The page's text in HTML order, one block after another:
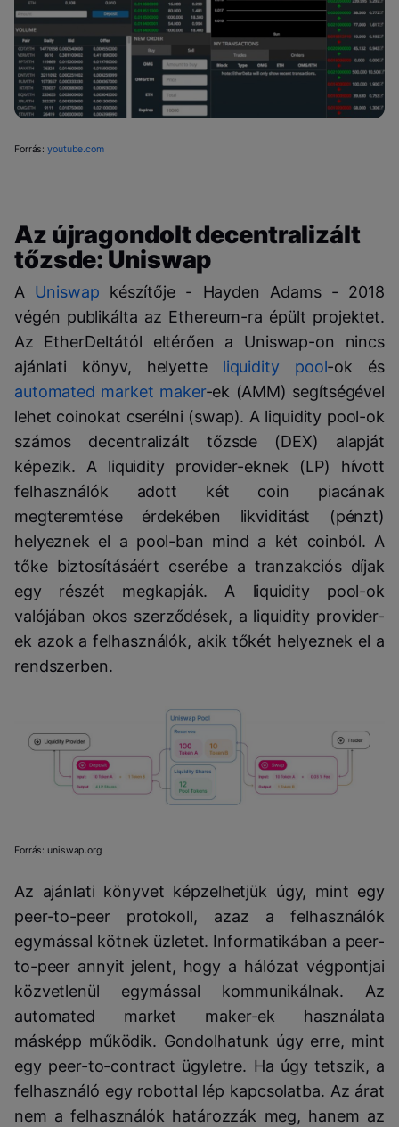
Forrás:youtube.com
Az újragondolt decentralizált
tőzsde: Uniswap
A Uniswap készítője - Hayden Adams - 2018
végén publikálta az Ethereum-ra épült projektet.
Az EtherDeltától eltérően a Uniswap-on nincs
ajánlati könyv, helyette liquidity pool-ok és
automated market maker-ek (AMM) segítségével
lehet coinokat cserélni (swap). A liquidity pool-ok
számos decentralizált tőzsde (DEX) alapját
képezik. A liquidity provider-eknek (LP) hívott
felhasználók adott két coin piacának
megteremtése érdekében likviditást (pénzt)
helyeznek el a pool-ban mind a két coinból. A
tőke biztosításáért cserébe a tranzakciós díjak
egy részét megkapják. A liquidity pool-ok
valójában okos szerződések, a liquidity provider-
ek azok a felhasználók, akik tőkét helyeznek el a
rendszerben.
Forrás: uniswap.org
Az ajánlati könyvet képzelhetjük úgy, mint egy
peer-to-peer protokoll, azaz a felhasználók
egymással kötnek üzletet. Informatikában a peer-
to-peer annyit jelent, hogy a hálózat végpontjai
közvetlenül egymással kommunikálnak. Az
automated market maker-ek használata
másképp működik. Gondolhatunk úgy erre, mint
egy peer-to-contract ügyletre. Ha úgy tetszik, a
felhasználó egy robottal lép kapcsolatba. Az árat
nem a felhasználók határozzák meg, hanem az